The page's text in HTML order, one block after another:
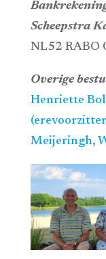
Scheepstra
NL52 RABO
Overige
Henriette
Meijeringh,